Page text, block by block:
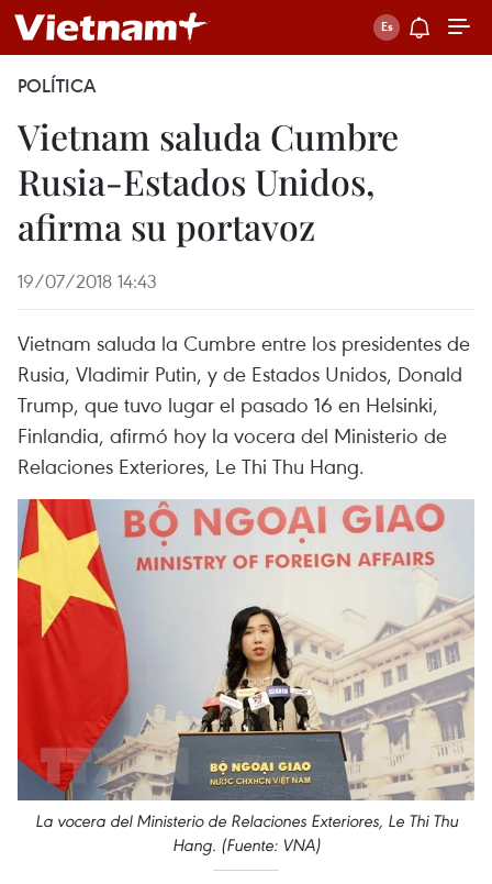
POLÍTICA
Vietnam saluda Cumbre
Rusia-Estados Unidos,
afirma su portavoz
19/07/2018 14:43
Vietnam saluda la Cumbre entre los presidentes de
Rusia, Vladimir Putin, y de Estados Unidos, Donald
Trump, que tuvo lugar el pasado 16 en Helsinki,
Finlandia, afirmó hoy la vocera del Ministerio de
Relaciones Exteriores, Le Thi Thu Hang.
La vocera del Ministerio de Relaciones Exteriores, Le Thi Thu
Hang. (Fuente: VNA)